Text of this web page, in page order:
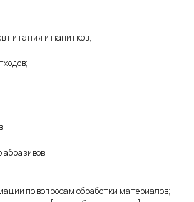
питания и напитков;
по вопросам обработки материалов;